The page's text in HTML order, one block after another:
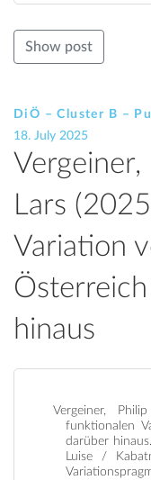
Show post
DiÖ – Cluster B –
18. July 2025
Lars
Variation
hinaus
Vergeiner,
funktionalen
darüber
Luise /